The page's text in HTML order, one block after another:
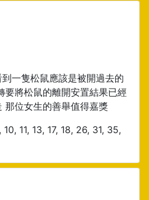
一隻松鼠應該是被開過去的
要將松鼠的離開安置結果已經
那位女生的善舉值得嘉獎
11, 13, 17, 18, 26, 31, 35,